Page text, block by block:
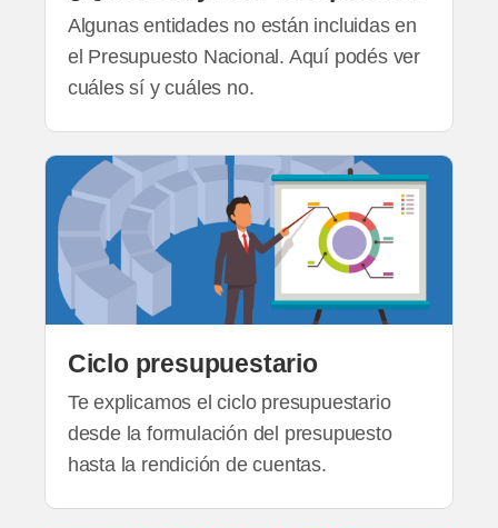
Algunas entidades no están incluidas en
el Presupuesto Nacional. Aquí podés ver
cuáles sí y cuáles no.
Ciclo presupuestario
Te explicamos el ciclo presupuestario
desde la formulación del presupuesto
hasta la rendición de cuentas.